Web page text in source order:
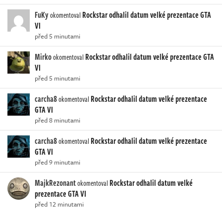
FuKyokomentoval Rockstar odhalil datum velké prezentace GTA
VI
před 5 minutami
Mirkookomentoval Rockstar odhalil datum velké prezentace GTA
VI
před 5 minutami
carcha8okomentoval Rockstar odhalil datum velké prezentace
GTA VI
před 8 minutami
carcha8okomentoval Rockstar odhalil datum velké prezentace
GTA VI
před 9 minutami
MajkRezonantokomentoval Rockstar odhalil datum velké
prezentace GTA VI
před 12 minutami